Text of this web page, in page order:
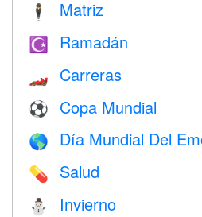
🕴️ Matriz
☪️ Ramadán
🏎 Carreras
⚽ Copa Mundial
🌎 Día Mundial Del
💊 Salud
⛄ Invierno